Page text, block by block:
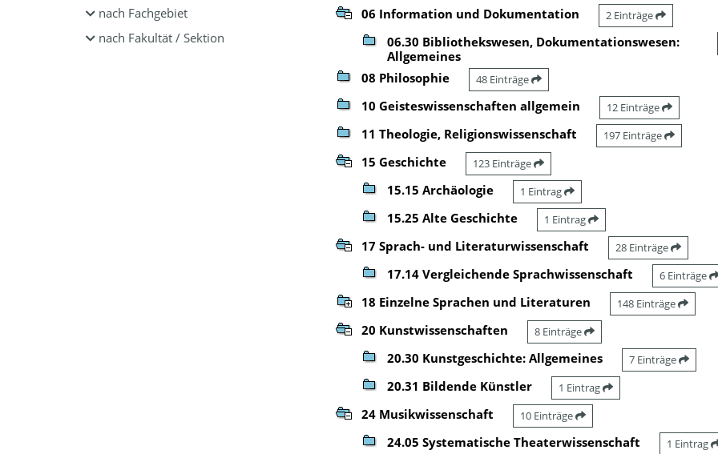
nach Fachgebiet
nach Fakultät / Sektion
06 Information und Dokumentation 2 Einträge
06.30 Bibliothekswesen, Dokumentationswesen:
Allgemeines
08 Philosophie 48 Einträge
10 Geisteswissenschaften allgemein 12 Einträge
11 Theologie, Religionswissenschaft 197 Einträge
15 Geschichte 123 Einträge
15.15 Archäologie 1 Eintrag
15.25 Alte Geschichte 1 Eintrag
17 Sprach- und Literaturwissenschaft 28 Einträge
17.14 Vergleichende Sprachwissenschaft 6 Einträge
18 Einzelne Sprachen und Literaturen 148 Einträge
20 Kunstwissenschaften 8 Einträge
20.30 Kunstgeschichte: Allgemeines 7 Einträge
20.31 Bildende Künstler 1 Eintrag
24 Musikwissenschaft 10 Einträge
24.05 Systematische Theaterwissenschaft 1 Eintrag